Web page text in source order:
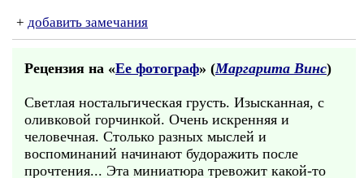
+ добавить замечания
Рецензия на «Ее фотограф» (Маргарита Винс)
Светлая ностальгическая грусть. Изысканная, с
оливковой горчинкой. Очень искренняя и
человечная. Столько разных мыслей и
воспоминаний начинают будоражить после
прочтения... Эта миниатюра тревожит какой-то